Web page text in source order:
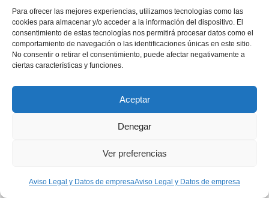
Para ofrecer las mejores experiencias, utilizamos tecnologías como las
cookies para almacenar y/o acceder a la información del dispositivo. El
consentimiento de estas tecnologías nos permitirá procesar datos como el
comportamiento de navegación o las identificaciones únicas en este sitio.
No consentir o retirar el consentimiento, puede afectar negativamente a
ciertas características y funciones.
Aceptar
Denegar
Ver preferencias
Aviso Legal y Datos de empresaAviso Legal y Datos de empresa
fresas,
frambuesas,
arándanos
y
moras
desde
1988.
cada
Huelva ESPAÑA.
info@cunadeplatero.com
+34 959 37 21
25
CORPORATIVOS
Logotipo -
Dossier inglés
privacidad
Canal de denuncias
Canal de denuncias
medio ambiente
Desarrollado porEmociona